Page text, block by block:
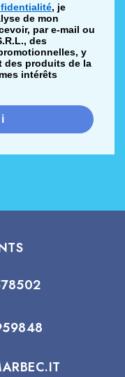
, je
de mon
par e-mail ou
des
y
des produits de la
intérêts